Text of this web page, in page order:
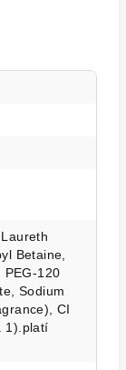
Betaine,
PEG-120
Sodium
CI
1).platí